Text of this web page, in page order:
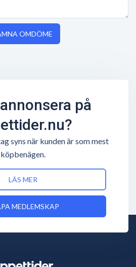
OMDÖME
på
syns när kunden är som mest
köpbenägen.
LÄS MER
MEDLEMSKAP